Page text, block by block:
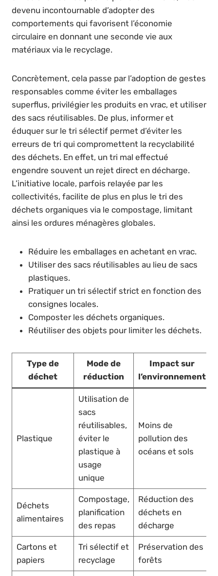
devenu incontournable d’adopter des
comportements qui favorisent l’économie
circulaire en donnant une seconde vie aux
matériaux via le recyclage.
Concrètement, cela passe par l’adoption de gestes
responsables comme éviter les emballages
superflus, privilégier les produits en vrac, et utiliser
des sacs réutilisables. De plus, informer et
éduquer sur le tri sélectif permet d’éviter les
erreurs de tri qui compromettent la recyclabilité
des déchets. En effet, un tri mal effectué
engendre souvent un rejet direct en décharge.
L’initiative locale, parfois relayée par les
collectivités, facilite de plus en plus le tri des
déchets organiques via le compostage, limitant
ainsi les ordures ménagères globales.
Réduire les emballages en achetant en vrac.
Utiliser des sacs réutilisables au lieu de sacs
plastiques.
Pratiquer un tri sélectif strict en fonction des
consignes locales.
Composter les déchets organiques.
Réutiliser des objets pour limiter les déchets.
Type de
déchet
Mode de
réduction
Impact sur
l’environnement
Plastique
Utilisation de
sacs
réutilisables,
éviter le
plastique à
usage
unique
Moins de
pollution des
océans et sols
Déchets
alimentaires
Compostage,
planification
des repas
Réduction des
déchets en
décharge
Cartons et
papiers
Tri sélectif et
recyclage
Préservation des
forêts